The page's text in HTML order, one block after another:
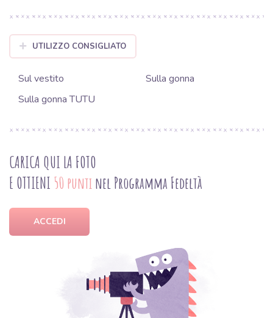
UTILIZZO CONSIGLIATO
Sul vestito
Sulla gonna
Sulla gonna TUTU
CARICA QUI LA FOTO
E OTTIENI 50 punti nel Programma Fedeltà
ACCEDI